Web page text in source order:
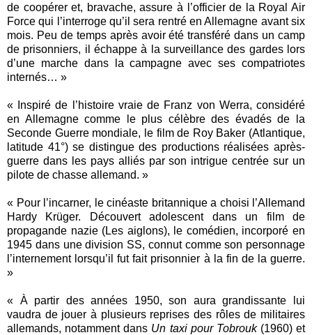
de coopérer et, bravache, assure à l’officier de la Royal Air
Force qui l’interroge qu’il sera rentré en Allemagne avant six
mois. Peu de temps après avoir été transféré dans un camp
de prisonniers, il échappe à la surveillance des gardes lors
d’une marche dans la campagne avec ses compatriotes
internés… »
« Inspiré de l’histoire vraie de Franz von Werra, considéré
en Allemagne comme le plus célèbre des évadés de la
Seconde Guerre mondiale, le film de Roy Baker (Atlantique,
latitude 41°) se distingue des productions réalisées après-
guerre dans les pays alliés par son intrigue centrée sur un
pilote de chasse allemand. »
« Pour l’incarner, le cinéaste britannique a choisi l’Allemand
Hardy Krüger. Découvert adolescent dans un film de
propagande nazie (Les aiglons), le comédien, incorporé en
1945 dans une division SS, connut comme son personnage
l’internement lorsqu’il fut fait prisonnier à la fin de la guerre.
»
« À partir des années 1950, son aura grandissante lui
vaudra de jouer à plusieurs reprises des rôles de militaires
allemands, notamment dans Un taxi pour Tobrouk(1960) et